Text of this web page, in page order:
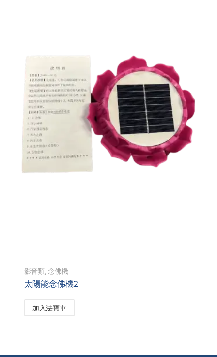
影音類, 念佛機
太陽能念佛機2
加入法寶車